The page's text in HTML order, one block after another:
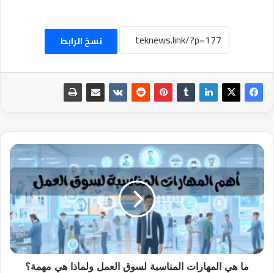
نسخ الرابط
ما
هي
المهارات
المناسبة
لسوق
العمل
ولماذا
هي
مهمة؟
ما هي المهارات المناسبة لسوق العمل ولماذا هي مهمة؟